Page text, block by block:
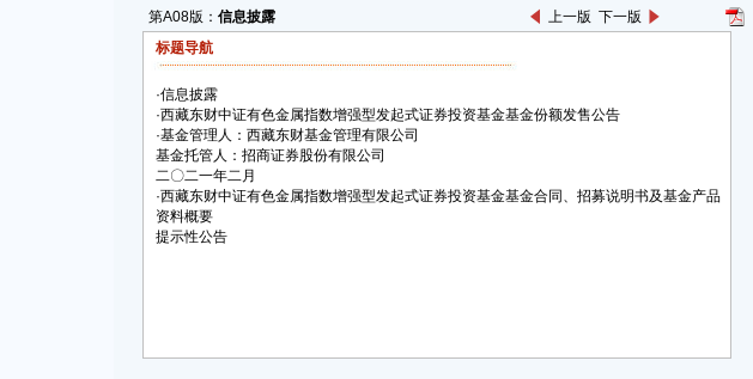
第A08版： 信息披露 上一版 下一版
标题导航
·信息披露
·西藏东财中证有色金属指数增强型发起式证券投资基金基金份额发售公告
·基金管理人：西藏东财基金管理有限公司
基金托管人：招商证券股份有限公司
二〇二一年二月
·西藏东财中证有色金属指数增强型发起式证券投资基金基金合同、招募说明书及基金产品
资料概要
提示性公告